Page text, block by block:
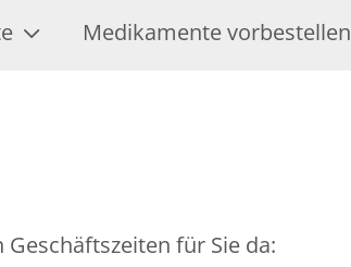
Medikamente vorbestellen
für Sie da: